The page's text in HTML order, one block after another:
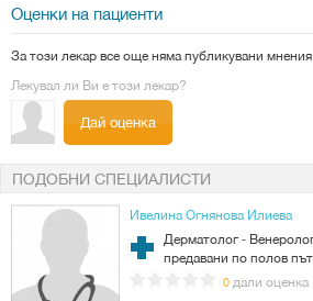
Оценки на пациенти
За този лекар все още няма публикувани
Лекувал ли Ви е този лекар?
Дай оценка
ПОДОБНИ СПЕЦИАЛИСТИ
Ивелина Огнянова Илиева
Дерматолог -
предавани по полов
0 дали оценка